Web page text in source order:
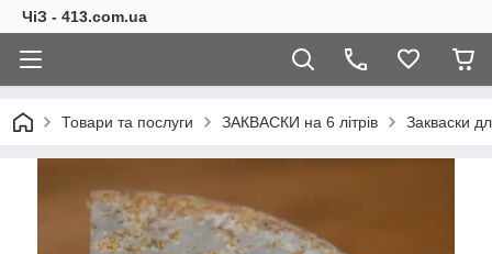
ЧіЗ - 413.com.ua
Товари та послуги ЗАКВАСКИ на 6 літрів Закваски